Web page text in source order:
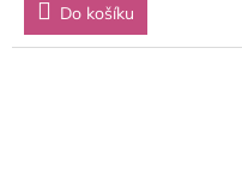
Do košíku